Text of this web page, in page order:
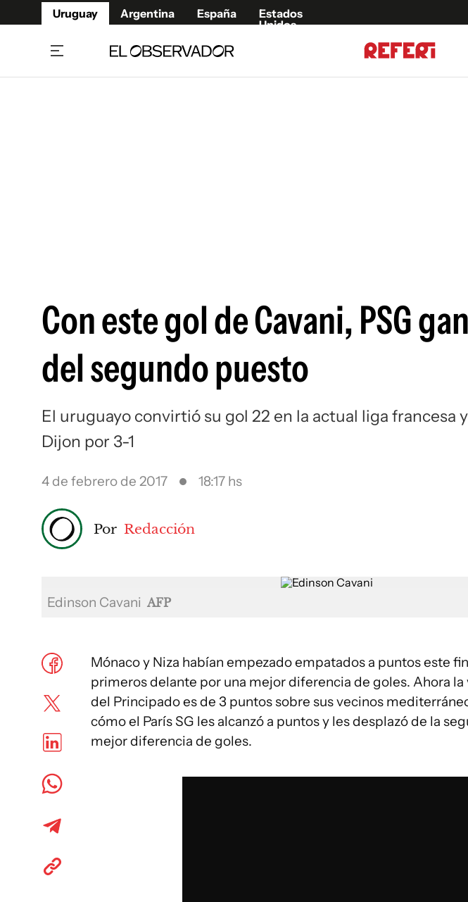
Uruguay Argentina España
Estados
Unidos
Con este gol de Cavani, PSG
del segundo puesto
El uruguayo convirtió su gol 22 en la actual liga francesa
Dijon por 3-1
4 de febrero de 2017 18:17 hs
Por Redacción
Edinson Cavani AFP
Mónaco y Niza habían empezado empatados a puntos este
primeros delante por una mejor diferencia de goles. Ahora
del Principado es de 3 puntos sobre sus vecinos
cómo el París SG les alcanzó a puntos y les desplazó de la
mejor diferencia de goles.